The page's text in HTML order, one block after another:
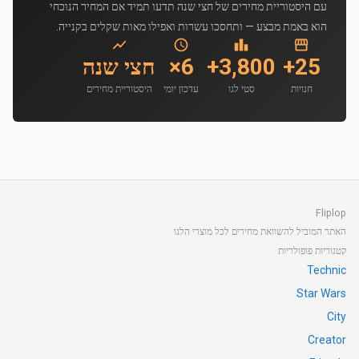
עם היסטוריית מחירים של חצי שנה תדעו תמיד אם המחיר הנוכחי
הוא באמת מבצע — ותחסכו עשרות ואפילו מאות שקלים בקנייה.
25+
חנויות
3,800+
סטי לגו
6×
עדכון יומי
חצי שנה
היסטוריית מחירים
Fliplop
האתר המוביל להשוואת מחירים לכל מוצרי הלגו
קטגוריות פופולריות
Technic
Star Wars
City
Creator